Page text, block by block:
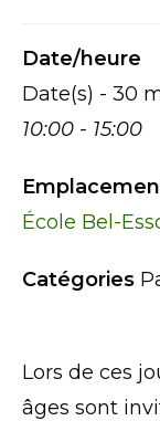
Date/heure
Date(s) - 30
10:00 - 15:00
École Bel-
Catégories
Lors de ces
âges sont